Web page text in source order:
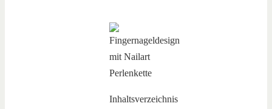
Inhaltsverzeichnis